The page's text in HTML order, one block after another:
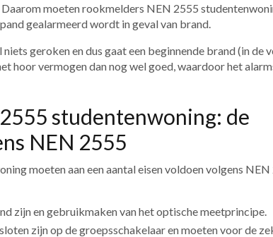
moeten rookmelders NEN 2555
gealarmeerd wordt in geval van brand.
geroken en dus gaat een beginnende brand (in de
hoor vermogen dan nog wel goed, waardoor het
studentenwoning: de
NEN 2555
moeten aan een aantal eisen voldoen volgens
zijn en gebruikmaken van het optische meetprincipe.
zijn op de groepsschakelaar en moeten voor de